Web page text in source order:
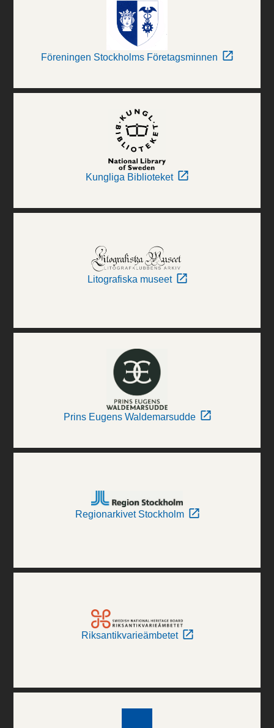
Föreningen Stockholms Företagsminnen
Kungliga Biblioteket
Litografiska museet
Prins Eugens Waldemarsudde
Regionarkivet Stockholm
Riksantikvarieämbetet